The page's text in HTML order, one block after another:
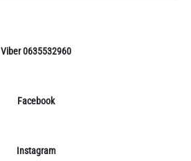
Viber 0635532960
Facebook
Instagram